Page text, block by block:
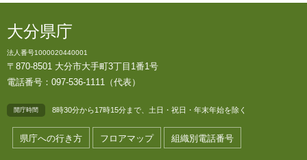
大分県庁
法人番号1000020440001
〒870-8501 大分市大手町3丁目1番1号
電話番号：097-536-1111（代表）
開庁時間 8時30分から17時15分まで、土日・祝日・年末年始を除く
県庁への行き方 フロアマップ 組織別電話番号